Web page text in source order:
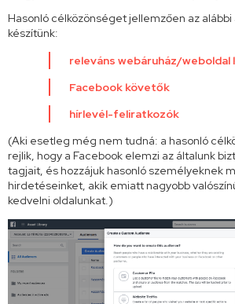
Hasonló célközönséget jellemzően az
készítünk:
releváns webáruház/weboldal
Facebook követők
hírlevél-feliratkozók
(Aki esetleg még nem tudná: a hasonló
rejlik, hogy a Facebook elemzi az általunk
tagjait, és hozzájuk hasonló személyeknek
hirdetéseinket, akik emiatt nagyobb
kedvelni oldalunkat.)